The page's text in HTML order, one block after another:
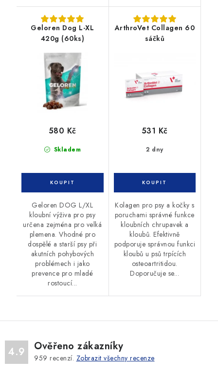
Geloren Dog L-XL
420g (60ks)
Skladem
580 Kč
Geloren DOG L/XL
kloubní výživa pro psy
určena zejména pro velká
plemena. Vhodné pro
dospělé a starší psy při
akutních pohybových
problémech i jako
prevence pro mladé
rostoucí...
ArthroVet Collagen 60
sáčků
2 dny
531 Kč
Kolagen pro psy a kočky s
poruchami správné funkce
kloubních chrupavek a
kloubů. Efektivně
podporuje správnou funkci
kloubů u psů trpících
osteoartritidou.
Doporučuje se...
4.9 Ověřeno zákazníky
959 recenzí. Zobrazit všechny recenze